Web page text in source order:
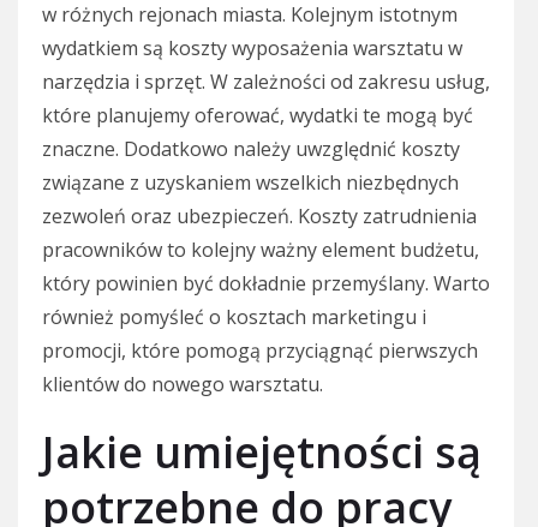
w różnych rejonach miasta. Kolejnym istotnym
wydatkiem są koszty wyposażenia warsztatu w
narzędzia i sprzęt. W zależności od zakresu usług,
które planujemy oferować, wydatki te mogą być
znaczne. Dodatkowo należy uwzględnić koszty
związane z uzyskaniem wszelkich niezbędnych
zezwoleń oraz ubezpieczeń. Koszty zatrudnienia
pracowników to kolejny ważny element budżetu,
który powinien być dokładnie przemyślany. Warto
również pomyśleć o kosztach marketingu i
promocji, które pomogą przyciągnąć pierwszych
klientów do nowego warsztatu.
Jakie umiejętności są
potrzebne do pracy